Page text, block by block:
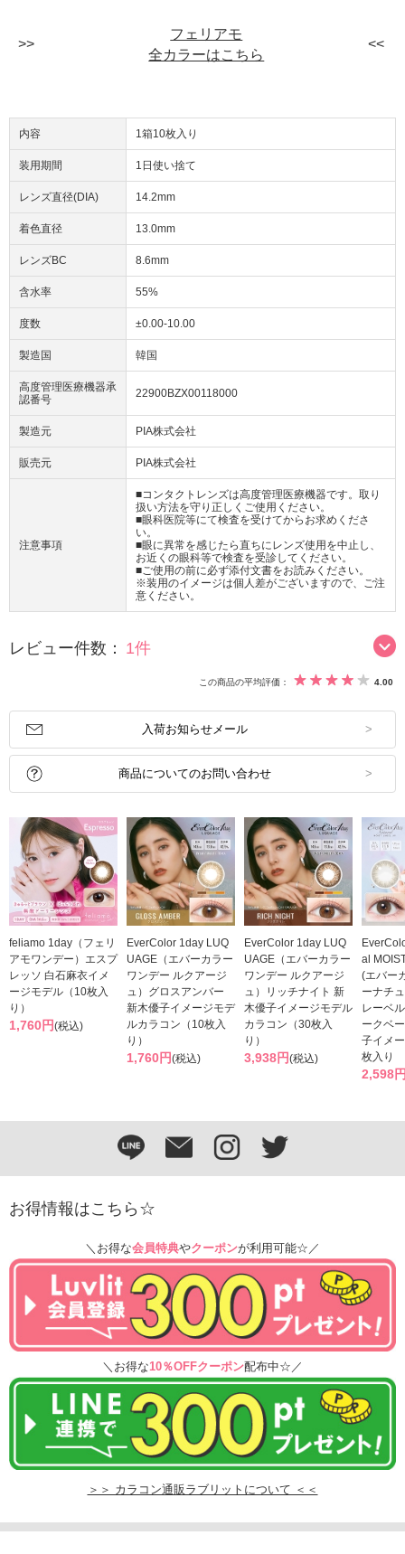
フェリアモ
全カラーはこちら
内容 1箱10枚入り
装用期間 1日使い捨て
レンズ直径(DIA) 14.2mm
着色直径 13.0mm
レンズBC 8.6mm
含水率 55%
度数 ±0.00-10.00
製造国 韓国
高度管理医療機器承
認番号
22900BZX00118000
製造元 PIA株式会社
販売元 PIA株式会社
注意事項
■コンタクトレンズは高度管理医療機器です。取り
扱い方法を守り正しくご使用ください。
■眼科医院等にて検査を受けてからお求めくださ
い。
■眼に異常を感じたら直ちにレンズ使用を中止し、
お近くの眼科等で検査を受診してください。
■ご使用の前に必ず添付文書をお読みください。
※装用のイメージは個人差がございますので、ご注
意ください。
レビュー件数： 1件
この商品の平均評価： 4.00
入荷お知らせメール
商品についてのお問い合わせ
feliamo 1day（フェリ
アモワンデー）エスプ
レッソ 白石麻衣イメ
ージモデル（10枚入
り）
1,760円(税込)
EverColor 1day LUQ
UAGE（エバーカラー
ワンデー ルクアージ
ュ）グロスアンバー
新木優子イメージモデ
ルカラコン（10枚入
り）
1,760円(税込)
EverColor 1day LUQ
UAGE（エバーカラー
ワンデー ルクアージ
ュ）リッチナイト 新
木優子イメージモデル
カラコン（30枚入
り）
3,938円(税込)
al
(エバー
ーナチ
レーベ
ークベ
子イメ
枚入り
2,598
お得情報はこちら☆
＼お得な会員特典やクーポンが利用可能☆／
＼お得な10％OFFクーポン配布中☆／
＞＞ カラコン通販ラブリットについて ＜＜